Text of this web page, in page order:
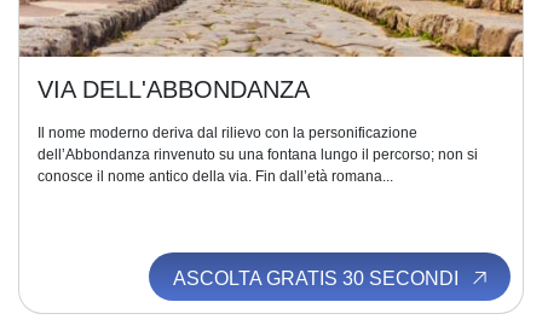
VIA DELL'ABBONDANZA
Il nome moderno deriva dal rilievo con la personificazione
dell’Abbondanza rinvenuto su una fontana lungo il percorso; non si
conosce il nome antico della via. Fin dall’età romana...
ASCOLTA GRATIS 30 SECONDI